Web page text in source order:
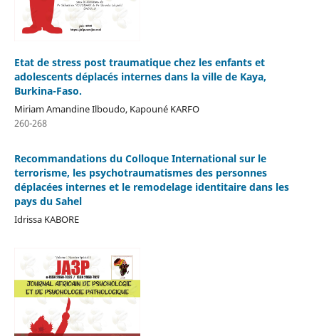
Etat de stress post traumatique chez les enfants et
adolescents déplacés internes dans la ville de Kaya,
Burkina-Faso.
Miriam Amandine Ilboudo, Kapouné KARFO
260-268
Recommandations du Colloque International sur le
terrorisme, les psychotraumatismes des personnes
déplacées internes et le remodelage identitaire dans les
pays du Sahel
Idrissa KABORE